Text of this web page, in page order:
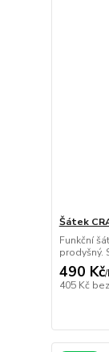
Šátek
Funkční
prodyšný.
490 Kč/
405 Kč